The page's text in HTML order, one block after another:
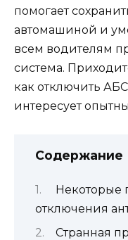
помогает
автомашиной и
всем водителям
система.
как отключить
интересует
Содержание
Некоторые
отключения
Странная